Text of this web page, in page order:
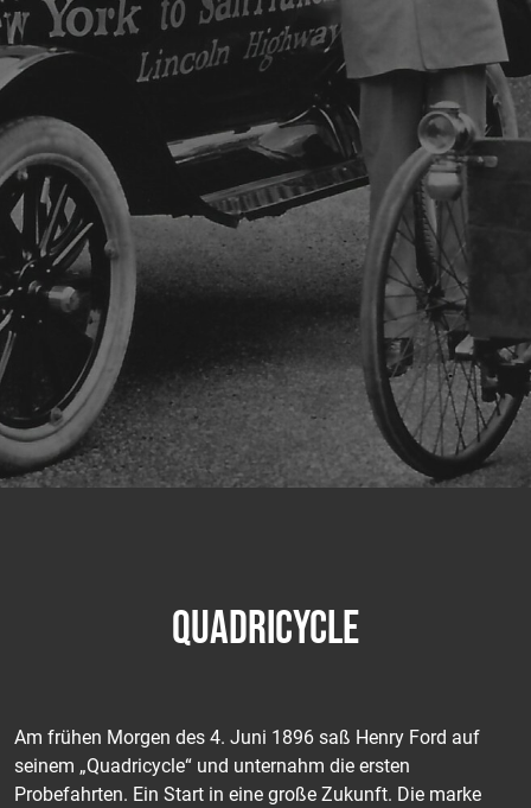
QUADRICYCLE
Am frühen Morgen des 4. Juni 1896 saß Henry Ford auf
seinem „Quadricycle“ und unternahm die ersten
Probefahrten. Ein Start in eine große Zukunft. Die marke